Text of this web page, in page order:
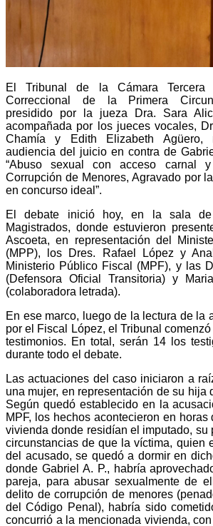
El Tribunal de la Cámara
Correccional de la Primera
presidido por la jueza Dra. Sara
acompañada por los jueces vocales,
Chamía y Edith Elizabeth Agüero,
audiencia del juicio en contra de
“Abuso sexual con acceso carnal
Corrupción de Menores, Agravado por
en concurso ideal”.
El debate inició hoy, en la sala
Magistrados, donde estuvieron
Ascoeta, en representación del
(MPP), los Dres. Rafael López y
Ministerio Público Fiscal (MPF), y las
(Defensora Oficial Transitoria) y
(colaboradora letrada).
En ese marco, luego de la lectura de la
por el Fiscal López, el Tribunal
testimonios. En total, serán 14 los
durante todo el debate.
Las actuaciones del caso iniciaron a
una mujer, en representación de su hija
Según quedó establecido en la
MPF, los hechos acontecieron en
vivienda donde residían el imputado, su
circunstancias de que la víctima, quien
del acusado, se quedó a dormir en
donde Gabriel A. P., habría
pareja, para abusar sexualmente de
delito de corrupción de menores
del Código Penal), habría sido
concurrió a la mencionada vivienda,